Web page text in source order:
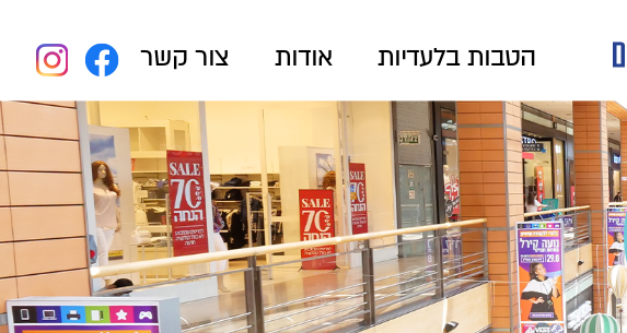
הטבות בלעדיות אודות צור קשר